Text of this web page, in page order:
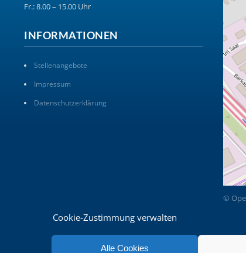
Cookie-Zustimmung verwalten
Alle Cookies
Fr.: 8.00 – 15.00 Uhr
INFORMATIONEN
Stellenangebote
Impressum
Datenschutzerklärung
©